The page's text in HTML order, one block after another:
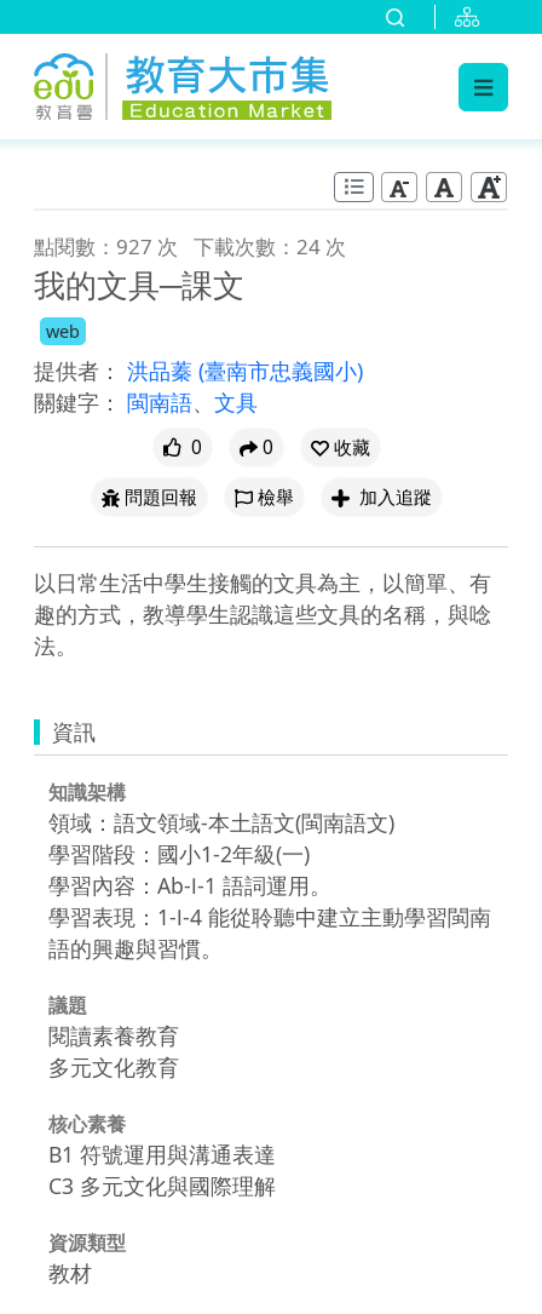
點閱數：927 次 下載次數：24 次
我的文具─課文
web
提供者： 洪品蓁 (臺南市忠義國小)
關鍵字： 閩南語、 文具
0 0
收藏
問題回報
檢舉 加入追蹤
以日常生活中學生接觸的文具為主，以簡單、有
趣的方式，教導學生認識這些文具的名稱，與唸
法。
資訊
知識架構
領域：語文領域-本土語文(閩南語文)
學習階段：國小1-2年級(一)
學習內容：Ab-Ⅰ-1 語詞運用。
學習表現：1-Ⅰ-4 能從聆聽中建立主動學習閩南
語的興趣與習慣。
議題
閱讀素養教育
多元文化教育
核心素養
B1 符號運用與溝通表達
C3 多元文化與國際理解
資源類型
教材